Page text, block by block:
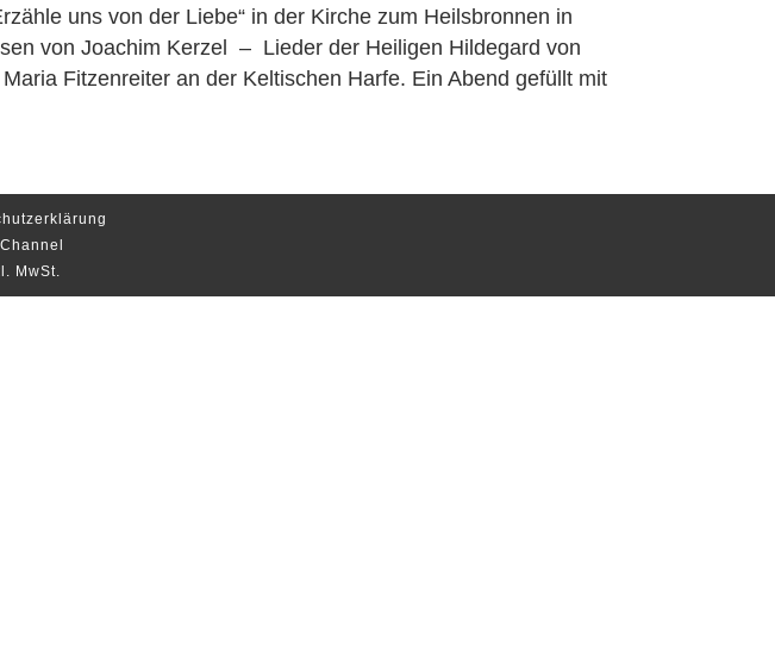
uns von der Liebe“ in der Kirche zum Heilsbronnen in
von Joachim Kerzel – Lieder der Heiligen Hildegard von
Fitzenreiter an der Keltischen Harfe. Ein Abend gefüllt mit
MwSt.